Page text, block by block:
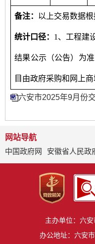
备注： 以上交易数据
统计口径： 1、工程建
结果公示（公告）为
目由政府采购和网上商
六安市2025年9月份
网站导航
中国政府网
安徽省人民政
主办单位：六
办公地址：六安